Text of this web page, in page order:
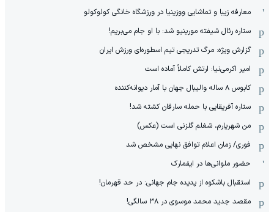
معارفه زیبا و تماشایی ووزینیا در ورزشگاه خانگی کولوکولو
ستاره رئال شیفته مورینیو شد: با او جام می‌بریم!
گزارش ویژه: مرگ تدریجی تیم اسطوره‌ای ورزش ایران
امیر اکرمی‌نیا: ارتش کاملاً آماده است
کابوس ۸ ساله والیبال جهان با آمار دیوانه‌کننده
ستاره آفریقایی با حمله سارقان کشته شد!
من شهریارم، شغلم گلزنی است (عکس)
فوری/ زمان اعلام توافق نهایی مشخص شد
حضور ملوانی‌ها در ایفمارک
استقبال باشکوه از پدیده جام جهانی: در حد قهرمان!
مقصد جدید محمد موسوی در ٣٨ سالگی!